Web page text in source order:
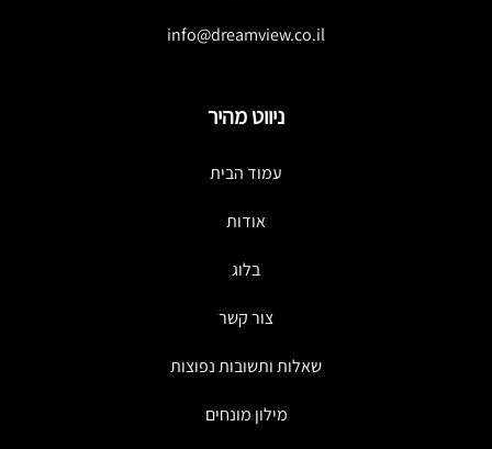
info@dreamview.co.il
ניווט מהיר
עמוד הבית
אודות
בלוג
צור קשר
שאלות ותשובות נפוצות
מילון מונחים